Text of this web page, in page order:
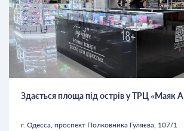
Здається площа під острів у ТРЦ «Маяк
г. Одесса, проспект Полковника Гуляєва, 107/1